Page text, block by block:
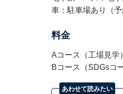
車：駐車場あり（
料金
Aコース（工場見学
Bコース（SDGsコ
あわせて読みたい